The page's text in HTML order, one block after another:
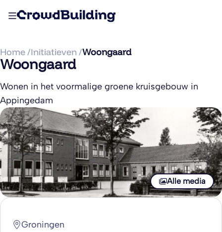
Home /Initiatieven /Woongaard
Woongaard
Wonen in het voormalige groene kruisgebouw in
Appingedam
Alle media
Groningen